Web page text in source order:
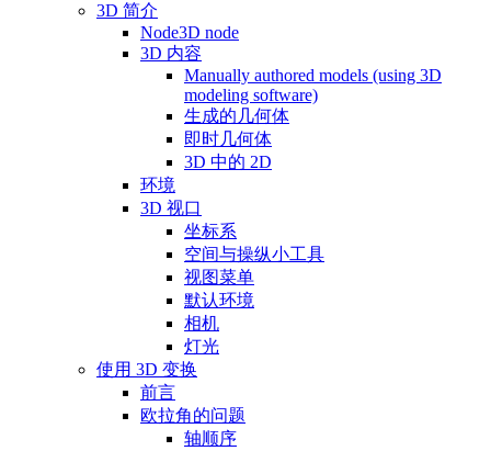
3D 简介
Node3D node
3D 内容
Manually authored models (using 3D
modeling software)
生成的几何体
即时几何体
3D 中的 2D
环境
3D 视口
坐标系
空间与操纵小工具
视图菜单
默认环境
相机
灯光
使用 3D 变换
前言
欧拉角的问题
轴顺序